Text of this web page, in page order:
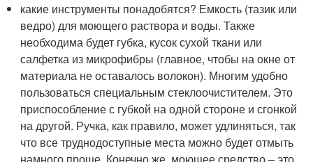
какие инструменты понадобятся? Емкость (тазик или
ведро) для моющего раствора и воды. Также
необходима будет губка, кусок сухой ткани или
салфетка из микрофибры (главное, чтобы на окне от
материала не оставалось волокон). Многим удобно
пользоваться специальным стеклоочистителем. Это
приспособление с губкой на одной стороне и сгонкой
на другой. Ручка, как правило, может удлиняться, так
что все труднодоступные места можно будет отмыть